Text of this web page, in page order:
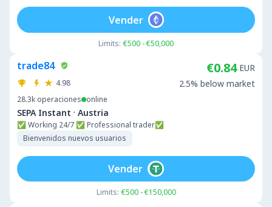
Limits: €500 - €50,000
Vender
trade84
4.98
28.3k operaciones online
SEPA Instant · Austria
✅ Working 24/7 ✅ Professional trader✅
Bienvenidos nuevos usuarios
€0.84 EUR
2.5% below market
Limits: €500 - €150,000
Vender